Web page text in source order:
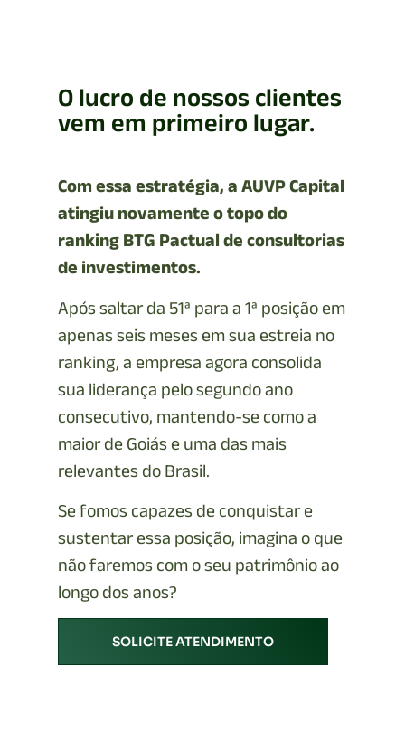
O lucro de nossos clientes
vem em primeiro lugar.
Com essa estratégia, a AUVP Capital
atingiu novamente o topo do
ranking BTG Pactual de consultorias
de investimentos.
Após saltar da 51ª para a 1ª posição em
apenas seis meses em sua estreia no
ranking, a empresa agora consolida
sua liderança pelo segundo ano
consecutivo, mantendo-se como a
maior de Goiás e uma das mais
relevantes do Brasil.
Se fomos capazes de conquistar e
sustentar essa posição, imagina o que
não faremos com o seu patrimônio ao
longo dos anos?
SOLICITE ATENDIMENTO